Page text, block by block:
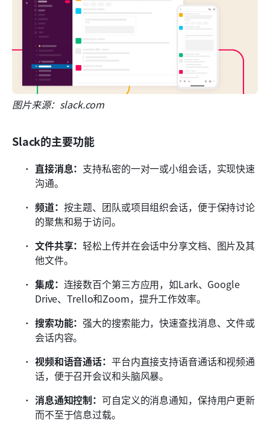
图片来源：slack.com
Slack的主要功能
直接消息： 支持私密的一对一或小组会话，实现快速
沟通。
频道： 按主题、团队或项目组织会话，便于保持讨论
的聚焦和易于访问。
文件共享：轻松上传并在会话中分享文档、图片及其
他文件。
集成： 连接数百个第三方应用，如Lark、Google
Drive、Trello和Zoom，提升工作效率。
搜索功能：强大的搜索能力，快速查找消息、文件或
会话内容。
视频和语音通话： 平台内直接支持语音通话和视频通
话，便于召开会议和头脑风暴。
消息通知控制： 可自定义的消息通知，保持用户更新
而不至于信息过载。